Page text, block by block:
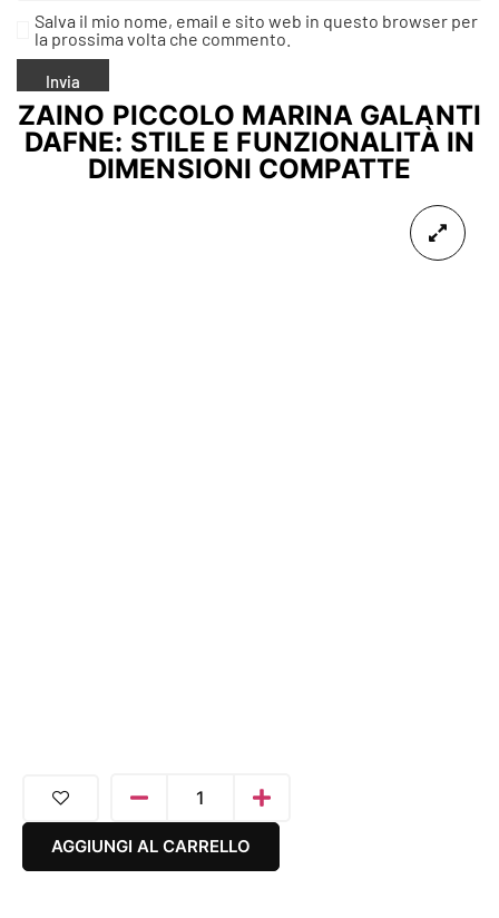
Salva il mio nome, email e sito web in questo browser per
la prossima volta che commento.
ZAINO PICCOLO MARINA GALANTI
DAFNE: STILE E FUNZIONALITÀ IN
DIMENSIONI COMPATTE
AGGIUNGI AL CARRELLO